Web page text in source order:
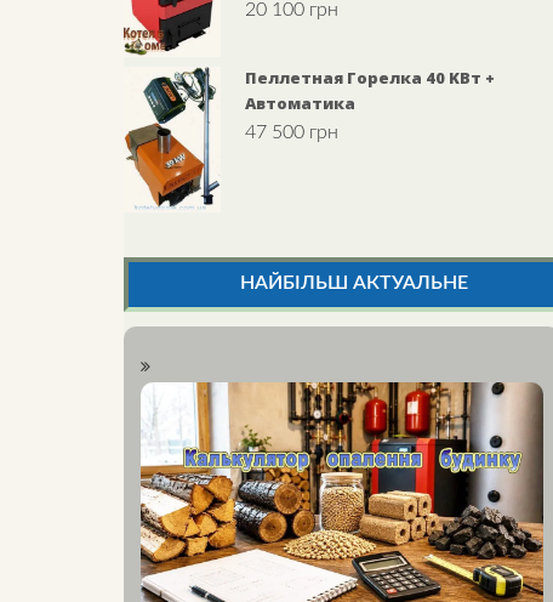
Rated5.00
20 100 грн
Пеллетная Горелка 40 KВт +
Автоматика
47 500 грн
НАЙБІЛЬШ АКТУАЛЬНЕ